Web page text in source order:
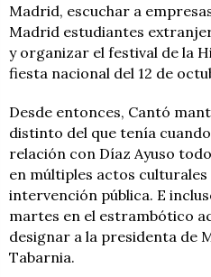
Madrid, escuchar a
Madrid estudiantes
y organizar el festival de la
fiesta nacional del 12 de
Desde entonces, Cantó
distinto del que tenía
relación con Díaz Ayuso
en múltiples actos culturales
intervención pública. E
martes en el estrambótico
designar a la presidenta de
Tabarnia.